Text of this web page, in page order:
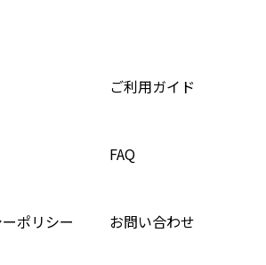
ご利用ガイド
FAQ
ポリシー お問い合わせ